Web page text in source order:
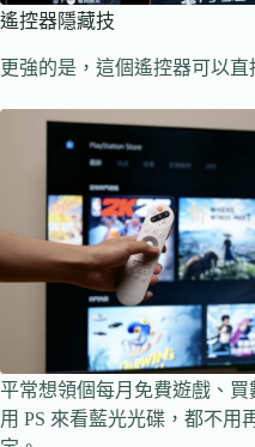
遙控器隱藏技
更強的是，這個遙控器可以直
平常想領個每月免費遊戲、
用 PS 來看藍光光碟，都不用